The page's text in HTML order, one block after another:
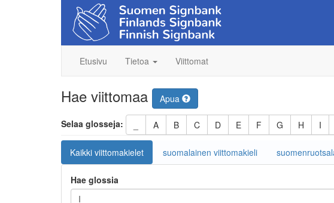
Etusivu Tietoa Viittomat
Hae viittomaa Apua
Selaa glosseja: A B C D E F G H I
Kaikki viittomakielet suomalainen viittomakieli
Hae glossia